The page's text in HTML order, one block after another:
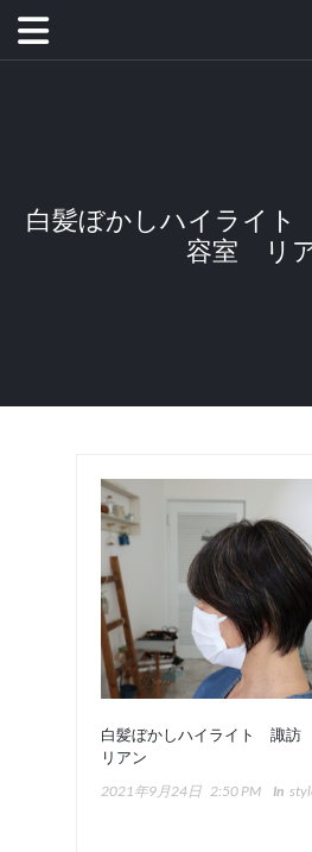
白髪ぼかしハイライ
容室 リ
白髪ぼかしハイライト 諏
リアン
2021年9月24日 2:50 PM In